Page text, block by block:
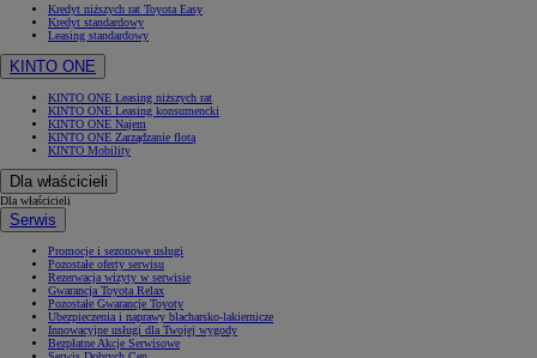
Kredyt niższych rat Toyota Easy
Kredyt standardowy
Leasing standardowy
KINTO ONE
KINTO ONE Leasing niższych rat
KINTO ONE Leasing konsumencki
KINTO ONE Najem
KINTO ONE Zarządzanie flotą
KINTO Mobility
Dla właścicieli
Dla właścicieli
Serwis
Promocje i sezonowe usługi
Pozostałe oferty serwisu
Rezerwacja wizyty w serwisie
Gwarancja Toyota Relax
Pozostałe Gwarancje Toyoty
Ubezpieczenia i naprawy blacharsko-lakiernicze
Innowacyjne usługi dla Twojej wygody
Bezpłatne Akcje Serwisowe